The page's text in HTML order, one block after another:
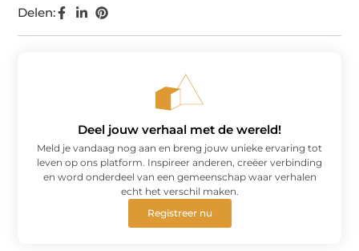
Delen:
Deel jouw verhaal met de wereld!
Meld je vandaag nog aan en breng jouw unieke ervaring tot
leven op ons platform. Inspireer anderen, creëer verbinding
en word onderdeel van een gemeenschap waar verhalen
echt het verschil maken.
Registreer nu